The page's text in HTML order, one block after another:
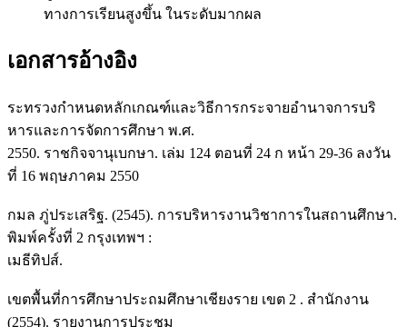
ทางการเรียนสูงขึ้น ในระดับมากผล
เอกสารอ้างอิง
ระทรวงกำหนดหลักเกณฑ์และวิธีการกระจายอำนาจการบริ
หารและการจัดการศึกษา พ.ศ.
2550. ราชกิจจานุเบกษา. เล่ม 124 ตอนที่ 24 ก หน้า 29-36 ลงวัน
ที่ 16 พฤษภาคม 2550
กมล ภู่ประเสริฐ. (2545). การบริหารงานวิชาการในสถานศึกษา.
พิมพ์ครั้งที่ 2 กรุงเทพฯ :
เมธีทิปส์.
เขตพื้นที่การศึกษาประถมศึกษาเชียงราย เขต 2 . สำนักงาน
(2554). รายงานการประชุม